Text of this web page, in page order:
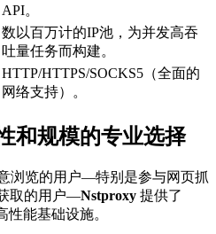
API。
数以百万计的IP池，为并发高吞
吐量任务而构建。
HTTP/HTTPS/SOCKS5（全面的
网络支持）。
和规模的专业选择
浏览的用户—特别是参与网页抓
取的用户—Nstproxy 提供了
性能基础设施。